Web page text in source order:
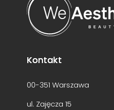
Kontakt
00-351 Warszawa
ul. Zajęcza 15